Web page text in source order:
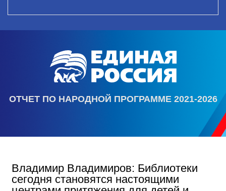
ОТЧЕТ ПО НАРОДНОЙ ПРОГРАММЕ 2021-2026
Владимир Владимиров: Библиотеки
сегодня становятся настоящими